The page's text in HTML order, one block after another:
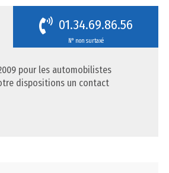
01.34.69.86.56
N° non surtaxé
pour les automobilistes
dispositions un contact